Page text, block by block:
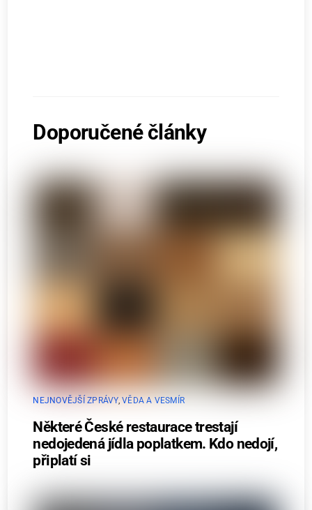
Doporučené články
NEJNOVĚJŠÍ ZPRÁVY,VĚDA A VESMÍR
Některé České restaurace trestají
nedojedená jídla poplatkem. Kdo nedojí,
připlatí si